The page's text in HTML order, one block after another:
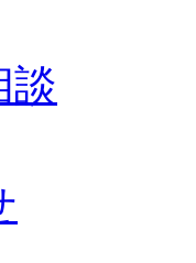
談